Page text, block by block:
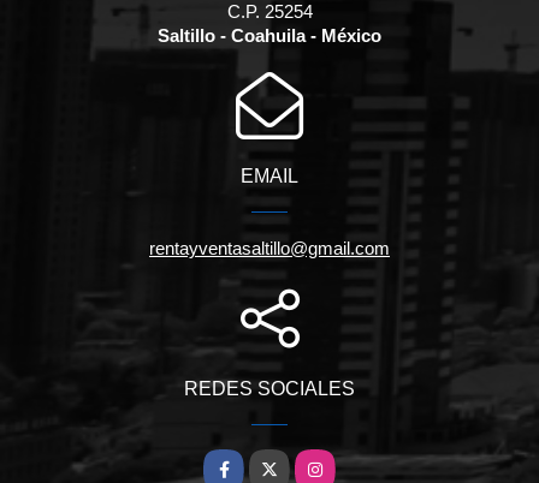
C.P. 25254
Saltillo - Coahuila - México
EMAIL
rentayventasaltillo@gmail.com
REDES SOCIALES
Facebook
X Instagram